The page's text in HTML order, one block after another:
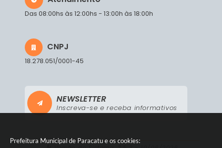
Prefeitura Municipal de Paracatu e os cookies:
Das 08:00hs às 12:00hs - 13:00h às 18:00h
CNPJ
18.278.051/0001-45
NEWSLETTER
Inscreva-se e receba informativos